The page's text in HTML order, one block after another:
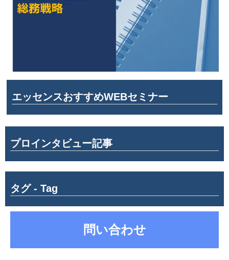
エッセンスおすすめWEBセミナー
プロインタビュー記事
タグ - Tag
問い合わせ